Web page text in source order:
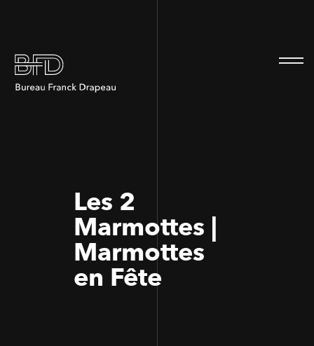
Les 2
Marmottes |
Marmottes
en Fête